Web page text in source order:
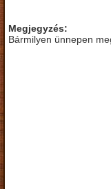
Megjegyzés:
Bármilyen ünnepen